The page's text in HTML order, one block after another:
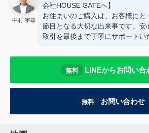
中村 宇尋
会社HOUSE GATEへ】
お住まいのご購入は、お客様にと
節目となる大切な出来事です。安
取引を最後まで丁寧にサポートい
無料 LINEからお問い合
無料 お問い合わせ